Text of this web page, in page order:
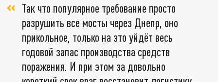
Так что популярное требование просто
разрушить все мосты через Днепр, оно
прикольное, только на это уйдёт весь
годовой запас производства средств
поражения. И при этом за довольно